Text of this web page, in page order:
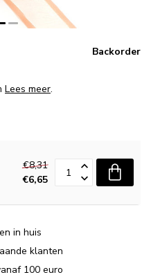
Backorder
Lees meer.
€8,31
€6,65
in huis
klanten
100 euro